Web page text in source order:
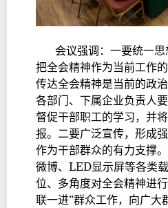
会议强调：一要统一思
把全会精神作为当前工作
传达全会精神是当前的政
各部门、下属企业负责人
督促干部职工的学习，并
报。二要广泛宣传，形成
作为干部群众的有力支撑
微博、LED显示屏等各类
位、多角度对全会精神进
联一进”群众工作，向广大